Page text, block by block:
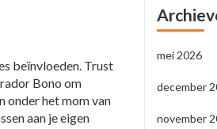
beïnvloeden. Trust
Bono om
onder het mom van
aan je eigen
mei 2026
december
november